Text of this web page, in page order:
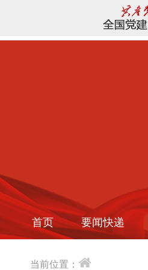
首页 要闻快递
当前位置：